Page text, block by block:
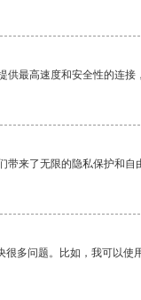
最高速度和安全性的连接
来了无限的隐私保护和自
多问题。比如，我可以使